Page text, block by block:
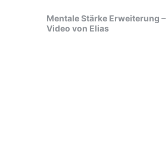
Mentale Stärke Erweiterung –
Video von Elias